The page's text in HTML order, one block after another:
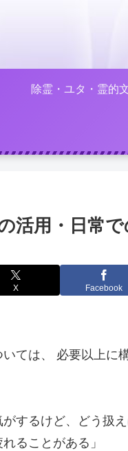
除霊・ユタ・霊的
活用・日常で
X Facebook
いては、 必要以上に
がするけど、どう扱
ることがある」